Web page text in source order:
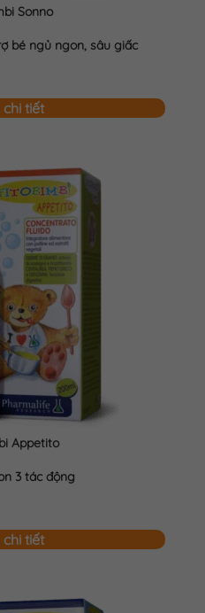
Sonno
bé ngủ ngon, sâu giấc
chi tiết
Appetito
3 tác động
chi tiết